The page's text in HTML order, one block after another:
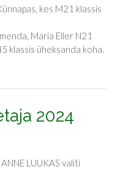
kes M21 klassis
Maria Eller N21
klassis üheksanda koha.
2024
LUUKAS valiti